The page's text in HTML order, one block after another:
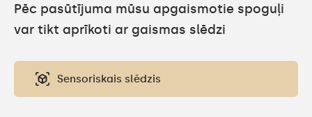
Pēc pasūtījuma mūsu apgaismotie spoguļi
var tikt aprīkoti ar gaismas slēdzi
Sensoriskais slēdzis